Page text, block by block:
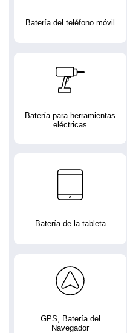
Batería del teléfono móvil
Batería para herramientas
eléctricas
Batería de la tableta
GPS, Batería del
Navegador